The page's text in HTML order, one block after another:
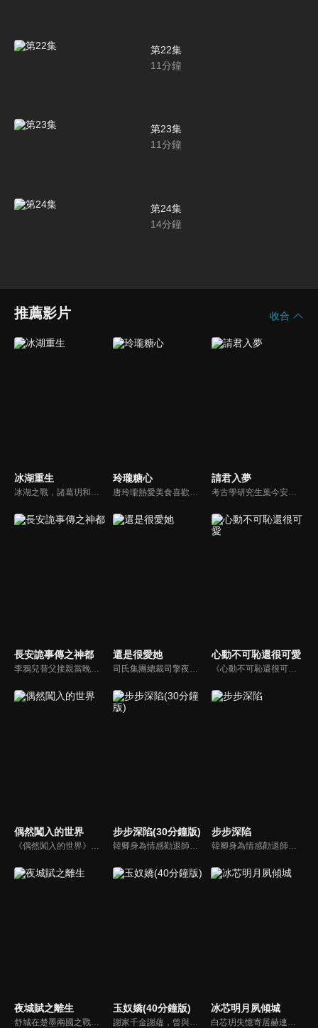
第22集
11分鐘
第23集
11分鐘
第24集
14分鐘
推薦影片 收合
冰湖重生
冰湖之戰，諸葛玥和楚喬落入冰湖，楚喬被燕洵所救，得知諸葛玥已死，她尋機刺殺燕洵，為諸葛玥報仇。楚喬在卞唐幾次三番受到一位神秘男子的幫助，她有種似曾相識的感覺，不禁懷疑諸葛玥還活著。燕洵變本加厲，掀起四國紛亂。最終，楚喬能否平定天下並再與諸葛玥重聚？
玲瓏糖心
唐玲瓏熱愛美食喜歡做菜，渴望能夠開一家屬於自己的餐館，但卻被父親呵斥這是不務正業，要求她趕緊找個正經工作。唐玲瓏垂頭喪氣坐在臥室，發現電腦上剛玩的經營類遊戲發出了耀眼的光芒，她上前仔細查看，一晃眼進入夢境成了古代玲瓏酒樓的刁蠻大小姐...
請君入夢
考古學研究生葉今安在一次墓室勘察中，因觸摸疑似寧安君的頭蓋骨，就意外穿越到了大寧朝，成為了臭名昭著的暴君寧安君鳳知藜最寵愛的“禍國妖妃”—麗貴妃。為了掩蓋身份偽裝成這位善樂好舞，性子張揚的周貴妃，葉今安只能硬著頭皮表演“妖豔魅惑”，惹出了許多啼笑皆非的事件，幾次險些暴露真相。
長安詭事傳之神都
李鴉兒替父接親當晚，迎親隊伍突遭變故，新娘離奇自焚，她自己也在混亂中遭刺客襲擊，失去記憶後淪為奴僕。隨著一樁樁血色詭案接連浮現，她的身世之謎也逐漸被揭開。原本立場對立的兩人，意外成為主僕，在危機四伏的大唐暗夜中被迫聯手，一步步逼近真相。
還是很愛她
司氏集團總裁司擎夜與寧無悔因歹人的設計而產生誤會，不歡而散。之後已懷有身孕的寧無悔意外失去所有記憶，她生下孩子成為了單身媽媽。七年後，兩人重逢後逐漸相知相愛並解除了誤會，最終開啟了一家四口的幸福生活。
心動不可恥還很可愛
《心動不可恥還很可愛》陸劇線上看。事業型女強人時千金（李羽桐）一心追求事業，但在機緣巧合下對佛系的寵物入殮師周清言（呂昀峰）開展轟轟烈烈的女追男攻勢。
偶然闖入的世界 步步深陷(30分鐘版)
韓卿身為情感勸退師，受顧客委託調查其丈夫出軌，成為華京集團董事長馮斯乾的私人助理，被迫捲入一場精心策劃的陰謀。兩人為尋找真相，從猜忌、試探到攜手、互助、坦誠，最終找到婚姻本質，也找到了真我的愛情故事。
步步深陷
韓卿身為情感勸退師，受顧客委託調查其丈夫出軌，成為華京集團董事長馮斯乾的私人助理，被迫捲入一場精心策劃的陰謀。兩人為尋找真相，從猜忌、試探到攜手、互助、坦誠，最終找到婚姻本質，也找到了真我的愛情故事。
夜城賦之離生
舒城在楚墨兩國之戰中落敗，並成為了墨國五皇女莫茴的魂器。失去自我意識的舒城跟隨姐姐莫茹回到墨國，面對失而復得的妹妹，莫茹欣喜又憂慮。為了保護親人和國家她棄醫從戎，甚至為了保護莫茴不惜被砍掉一條手臂，然而這一切都阻擋不了局勢的動盪不安...
玉奴嬌(40分鐘版)
謝家千金謝蘊，曾與殷稷相識相愛，卻被誤會為背叛殷稷轉嫁齊王的始亂終棄之人。殷稷登上王位後，開啟了謝蘊地獄般的宮廷生活。謝蘊在與殷稷的愛恨糾葛中依然守住本心，兩人攜手粉碎了逆賊的陰謀。
冰芯明月夙傾城
白芯玥失憶寄居赫連府，與赫連夙在查探身世的過程中糾纏不清，彼此間情愫暗生。然而，藍羽軍的謎團、玄璃珠的秘密、以及潛伏在暗處的千機閣，讓他們步步驚心。白芯玥曾經的青梅竹馬沈瀾熠，如今卻是隱藏黑暗勢力的操控者，在愛與仇恨間掙扎。赫連夙和白芯玥能否衝破重重阻礙，找回真相？